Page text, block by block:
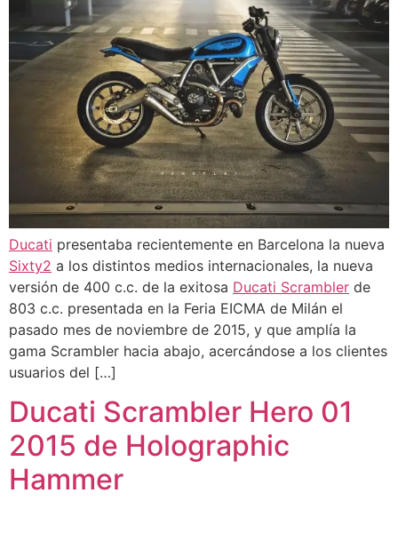
Ducati presentaba recientemente en Barcelona la nueva
Sixty2 a los distintos medios internacionales, la nueva
versión de 400 c.c. de la exitosa Ducati Scrambler de
803 c.c. presentada en la Feria EICMA de Milán el
pasado mes de noviembre de 2015, y que amplía la
gama Scrambler hacia abajo, acercándose a los clientes
usuarios del […]
Ducati Scrambler Hero 01
2015 de Holographic
Hammer